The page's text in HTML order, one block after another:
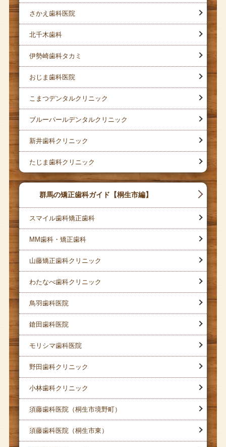
さかえ歯科医院
北千木歯科
伊勢崎歯科タカミ
おじま歯科医院
こまつデンタルクリニック
ブルーパールデンタルクリニック
新井歯科クリニック
たじま歯科クリニック
群馬の矯正歯科ガイド【桐生市編】
スマイル歯科矯正歯科
MM歯科・矯正歯科
山藤矯正歯科クリニック
わたなべ歯科クリニック
鳥羽歯科医院
鎗田歯科医院
モリシマ歯科医院
野田歯科クリニック
小林歯科クリニック
須藤歯科医院（桐生市境野町）
須藤歯科医院（桐生市東）